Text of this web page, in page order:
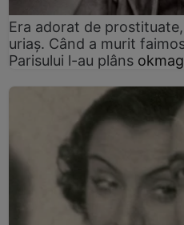
Era adorat de
uriaș. Când a murit
Parisului l-au plâns